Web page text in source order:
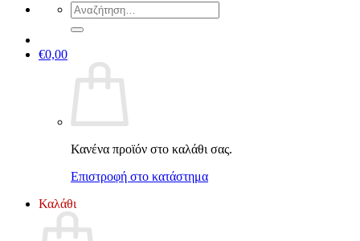
Αναζήτηση
για:
€0,00
Κανένα προϊόν στο καλάθι σας.
Επιστροφή στο κατάστημα
Καλάθι